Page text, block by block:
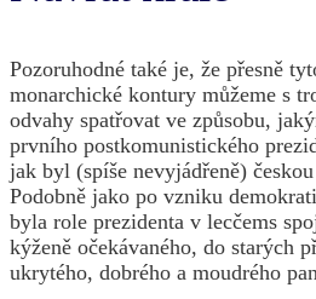
Pozoruhodné také je, že přesně
monarchické kontury můžeme s
odvahy spatřovat ve způsobu,
prvního postkomunistického
jak byl (spíše nevyjádřeně)
Podobně jako po vzniku
byla role prezidenta v lecčems
kýženě očekávaného, do starých
ukrytého, dobrého a moudrého